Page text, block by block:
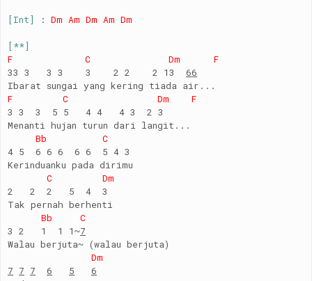
[Int] : Dm Am Dm Am Dm
[**]
F C Dm F
33 3 3 3 3 2 2 2 13 66
Ibarat sungai yang kering tiada air...
F C Dm F
3 3 3 5 5 4 4 4 3 2 3
Menanti hujan turun dari langit...
Bb C
4 5 6 6 6 6 6 5 4 3
Kerinduanku pada dirimu
C Dm
2 2 2 5 4 3
Tak pernah berhenti
Bb C
3 2 1 1 1~7
Walau berjuta~ (walau berjuta)
Dm
7 7 7 6 5
6